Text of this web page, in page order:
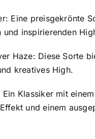
Eine preisgekrönte
und inspirierenden
Haze: Diese Sorte
kreatives High.
Ein Klassiker mit
und einem